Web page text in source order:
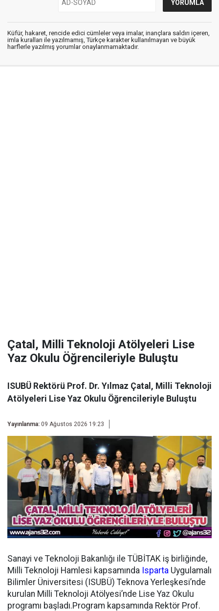
Küfür, hakaret, rencide edici cümleler veya imalar, inançlara saldırı içeren,
imla kuralları ile yazılmamış, Türkçe karakter kullanılmayan ve büyük
harflerle yazılmış yorumlar onaylanmamaktadır.
Çatal, Milli Teknoloji Atölyeleri Lise
Yaz Okulu Öğrencileriyle Buluştu
ISUBÜ Rektörü Prof. Dr. Yılmaz Çatal, Milli Teknoloji
Atölyeleri Lise Yaz Okulu Öğrencileriyle Buluştu
Yayınlanma: 09 Ağustos 2026 19:23
Sanayi ve Teknoloji Bakanlığı ile TÜBİTAK iş birliğinde,
Milli Teknoloji Hamlesi kapsamında Isparta Uygulamalı
Bilimler Üniversitesi (ISUBÜ) Teknova Yerleşkesi’nde
kurulan Milli Teknoloji Atölyesi’nde Lise Yaz Okulu
programı başladı.Program kapsamında Rektör Prof.